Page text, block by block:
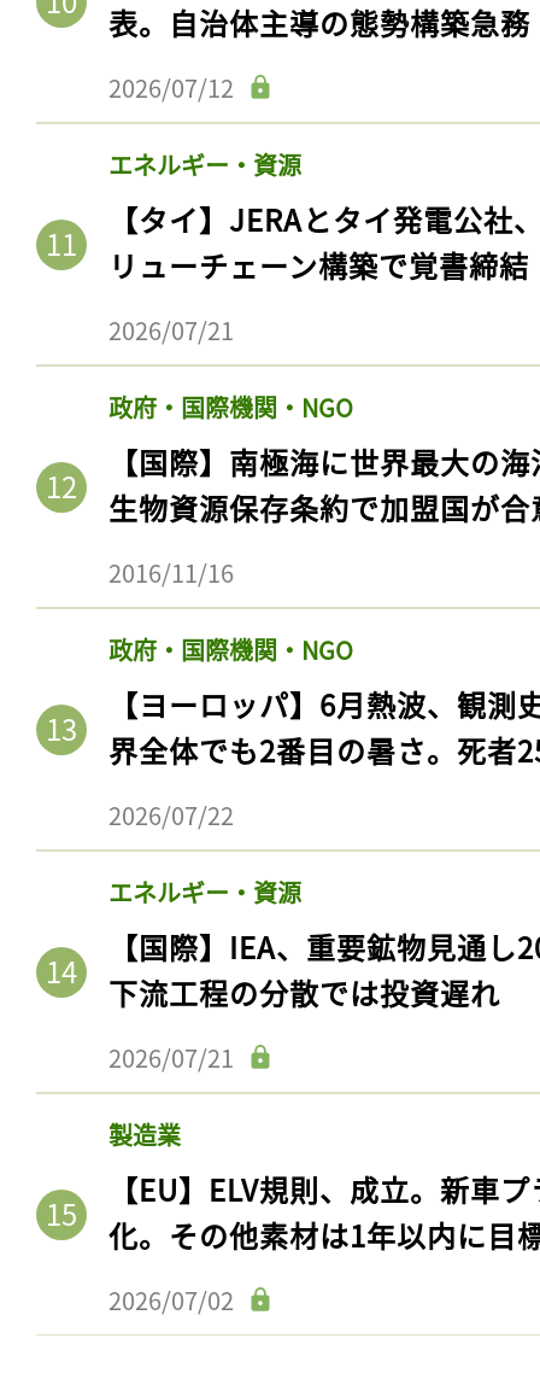
表。自治体主導の態勢構築急務
2026/07/12
エネルギー・資源
【タイ】JERAとタイ発電公社
リューチェーン構築で覚書締結
2026/07/21
政府・国際機関・NGO
【国際】南極海に世界最大の
生物資源保存条約で加盟国が合
2016/11/16
政府・国際機関・NGO
【ヨーロッパ】6月熱波、観
界全体でも2番目の暑さ。死者
2026/07/22
エネルギー・資源
【国際】IEA、重要鉱物見通
下流工程の分散では投資遅れ
2026/07/21
製造業
【EU】ELV規則、成立。新車
化。その他素材は1年以内に目
2026/07/02